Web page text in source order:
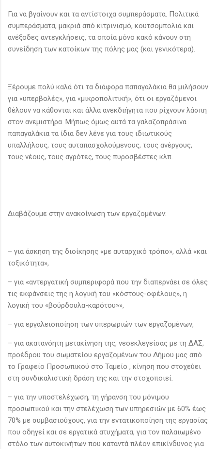
Για να βγαίνουν και τα αντίστοιχα συμπεράσματα. Πολιτικά
συμπεράσματα, μακριά από κιτρινισμό, κουτσομπολιά και
ανέξοδες αντεγκλήσεις, τα οποία μόνο κακό κάνουν στη
συνείδηση των κατοίκων της πόλης μας (και γενικότερα).
Ξέρουμε πολύ καλά ότι τα διάφορα παπαγαλάκια θα μιλήσουν
για «υπερβολές», για «μικροπολιτική», ότι οι εργαζόμενοι
θέλουν να κάθονται και άλλα ανεκδιήγητα που ρίχνουν λάσπη
στον ανεμιστήρα. Μήπως όμως αυτά τα γαλαζοπράσινα
παπαγαλάκια τα ίδια δεν λένε για τους ιδιωτικούς
υπαλλήλους, τους αυταπασχολούμενους, τους ανέργους,
τους νέους, τους αγρότες, τους πυροσβέστες κλπ.
Διαβάζουμε στην ανακοίνωση των εργαζομένων:
– για άσκηση της διοίκησης «με αυταρχικό τρόπο», αλλά «και
τοξικότητα»,
– για «αντεργατική συμπεριφορά που την διαπερνάει σε όλες
τις εκφάνσεις της η λογική του «κόστους-οφέλους», η
λογική του «βούρδουλα-καρότου»»,
– για εργαλειοποίηση των υπερωριών των εργαζομένων,
– για ακατανόητη μετακίνηση της, νεοεκλεγείσας με τη ΔΑΣ,
προέδρου του σωματείου εργαζομένων του Δήμου μας από
το Γραφείο Προσωπικού στο Ταμείο , κίνηση που στοχεύει
στη συνδικαλιστική δράση της και την στοχοποιεί.
– για την υποστελέχωση, τη γήρανση του μόνιμου
προσωπικού και την στελέχωση των υπηρεσιών με 60% έως
70% με συμβασιούχους, για την εντατικοποίηση της εργασίας
που οδηγεί και σε εργατικά ατυχήματα, για τον παλαιωμένο
στόλο των αυτοκινήτων που καταντά πλέον επικίνδυνος για